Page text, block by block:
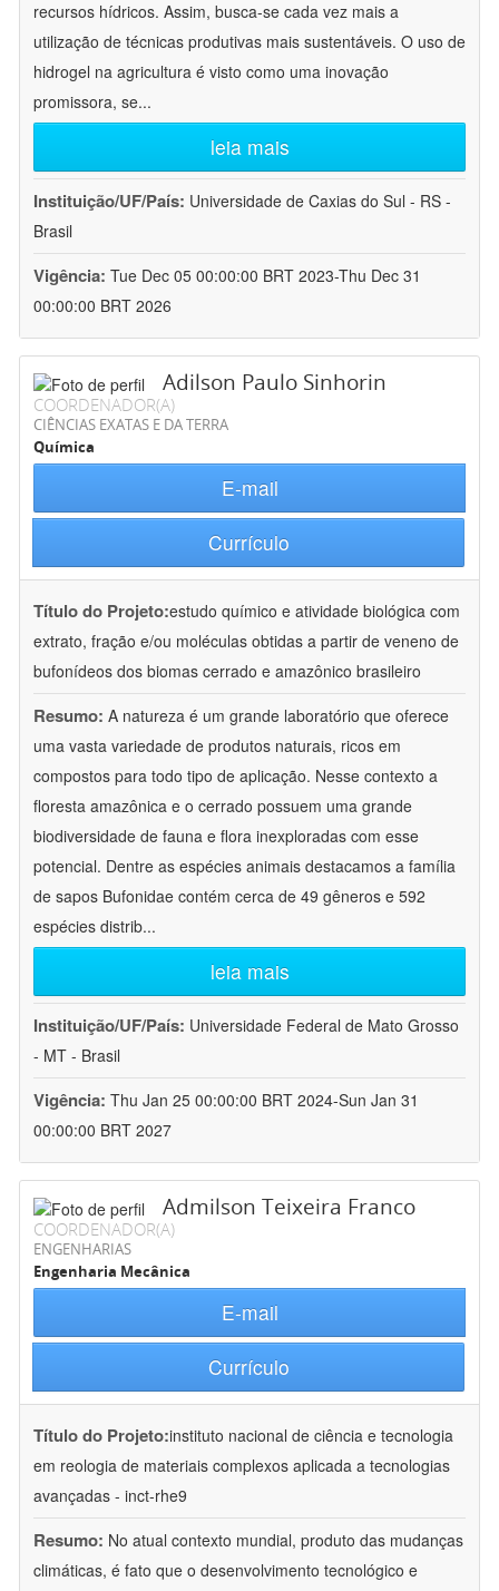
recursos hídricos. Assim, busca-se cada vez mais a
utilização de técnicas produtivas mais sustentáveis. O uso de
hidrogel na agricultura é visto como uma inovação
promissora, se...
leia mais
Instituição/UF/País: Universidade de Caxias do Sul - RS -
Brasil
Vigência: Tue Dec 05 00:00:00 BRT 2023-Thu Dec 31
00:00:00 BRT 2026
Adilson Paulo Sinhorin
COORDENADOR(A)
CIÊNCIAS EXATAS E DA TERRA
Química
E-mail
Currículo
Título do Projeto:estudo químico e atividade biológica com
extrato, fração e/ou moléculas obtidas a partir de veneno de
bufonídeos dos biomas cerrado e amazônico brasileiro
Resumo: A natureza é um grande laboratório que oferece
uma vasta variedade de produtos naturais, ricos em
compostos para todo tipo de aplicação. Nesse contexto a
floresta amazônica e o cerrado possuem uma grande
biodiversidade de fauna e flora inexploradas com esse
potencial. Dentre as espécies animais destacamos a família
de sapos Bufonidae contém cerca de 49 gêneros e 592
espécies distrib...
leia mais
Instituição/UF/País: Universidade Federal de Mato Grosso
- MT - Brasil
Vigência: Thu Jan 25 00:00:00 BRT 2024-Sun Jan 31
00:00:00 BRT 2027
Admilson Teixeira Franco
COORDENADOR(A)
ENGENHARIAS
Engenharia Mecânica
E-mail
Currículo
Título do Projeto:instituto nacional de ciência e tecnologia
em reologia de materiais complexos aplicada a tecnologias
avançadas - inct-rhe9
Resumo: No atual contexto mundial, produto das mudanças
climáticas, é fato que o desenvolvimento tecnológico e